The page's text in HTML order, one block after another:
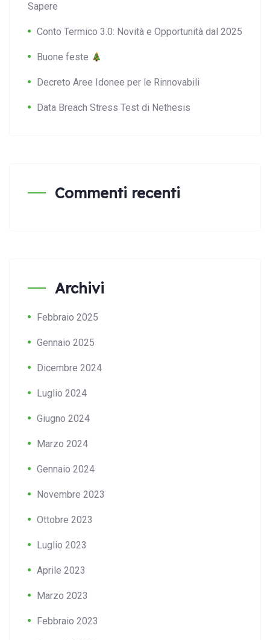
Sapere
Conto Termico 3.0: Novità e Opportunità dal 2025
Buone feste
Decreto Aree Idonee per le Rinnovabili
Data Breach Stress Test di Nethesis
Commenti recenti
Archivi
Febbraio 2025
Gennaio 2025
Dicembre 2024
Luglio 2024
Giugno 2024
Marzo 2024
Gennaio 2024
Novembre 2023
Ottobre 2023
Luglio 2023
Aprile 2023
Marzo 2023
Febbraio 2023